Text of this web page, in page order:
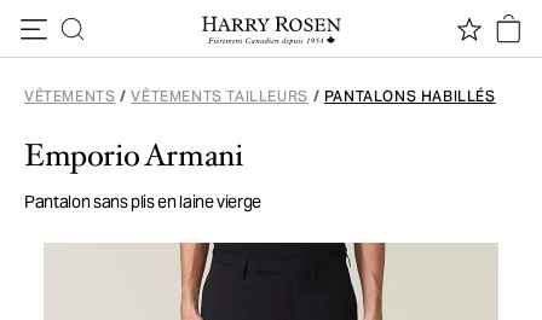
VÊTEMENTS / VÊTEMENTS TAILLEURS / PANTALONS HABILLÉS
Emporio Armani
Pantalon sans plis en laine vierge